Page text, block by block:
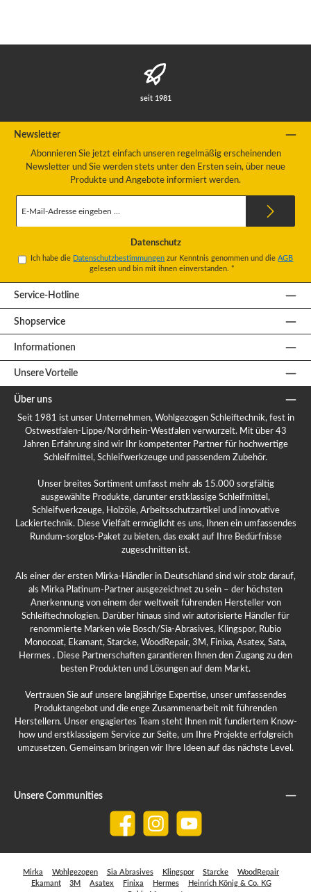
seit 1981
Newsletter
Abonnieren Sie jetzt einfach unseren regelmäßig erscheinenden
Newsletter und Sie werden stets unter den Ersten sein, über neue
Produkte und Angebote informiert werden.
Mail-
Datenschutz
Ich habe die Datenschutzbestimmungen zur Kenntnis genommen und dieAGB
gelesen und bin mit ihnen einverstanden. *
Service-Hotline
Shopservice
Informationen
Unsere Vorteile
Über uns
Seit 1981 ist unser Unternehmen, Wohlgezogen Schleiftechnik, fest in
Ostwestfalen-Lippe/Nordrhein-Westfalen verwurzelt. Mit über 43
Jahren Erfahrung sind wir Ihr kompetenter Partner für hochwertige
Schleifmittel, Schleifwerkzeuge und passendem Zubehör.
Unser breites Sortiment umfasst mehr als 15.000 sorgfältig
ausgewählte Produkte, darunter erstklassige Schleifmittel,
Schleifwerkzeuge, Holzöle, Arbeitsschutzartikel und innovative
Lackiertechnik. Diese Vielfalt ermöglicht es uns, Ihnen ein umfassendes
Rundum-sorglos-Paket zu bieten, das exakt auf Ihre Bedürfnisse
zugeschnitten ist.
Als einer der ersten Mirka-Händler in Deutschland sind wir stolz darauf,
als Mirka Platinum-Partner ausgezeichnet zu sein – der höchsten
Anerkennung von einem der weltweit führenden Hersteller von
Schleiftechnologien. Darüber hinaus sind wir autorisierte Händler für
renommierte Marken wie Bosch/Sia-Abrasives, Klingspor, Rubio
Monocoat, Ekamant, Starcke, WoodRepair, 3M, Finixa, Asatex, Sata,
Hermes . Diese Partnerschaften garantieren Ihnen den Zugang zu den
besten Produkten und Lösungen auf dem Markt.
Vertrauen Sie auf unsere langjährige Expertise, unser umfassendes
Produktangebot und die enge Zusammenarbeit mit führenden
Herstellern. Unser engagiertes Team steht Ihnen mit fundiertem Know-
how und erstklassigem Service zur Seite, um Ihre Projekte erfolgreich
umzusetzen. Gemeinsam bringen wir Ihre Ideen auf das nächste Level.
Unsere Communities
Facebook Instagram YouTube
Mirka Wohlgezogen Sia Abrasives Klingspor Starcke
WoodRepair
Ekamant
3M Asatex Finixa Hermes
Heinrich König & Co. KG